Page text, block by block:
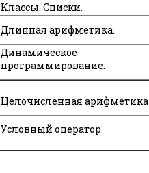
Классы. Списки.
Длинная арифметика.
Динамическое
программирование.
Целочисленная арифметика
Условный оператор